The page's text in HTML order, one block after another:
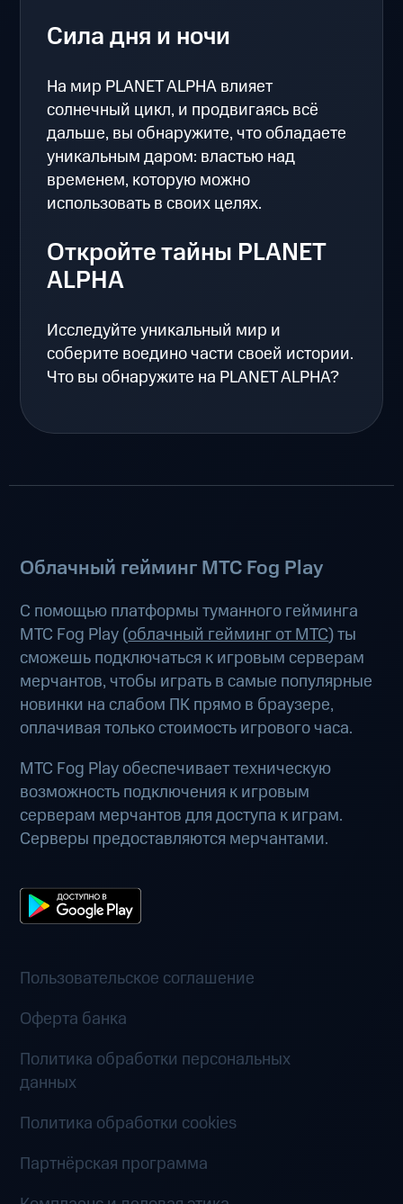
Сила дня и ночи
На мир PLANET ALPHA влияет
солнечный цикл, и продвигаясь всё
дальше, вы обнаружите, что обладаете
уникальным даром: властью над
временем, которую можно
использовать в своих целях.
Откройте тайны PLANET
ALPHA
Исследуйте уникальный мир и
соберите воедино части своей истории.
Что вы обнаружите на PLANET ALPHA?
Облачный гейминг МТС Fog Play
С помощью платформы туманного гейминга
МТС Fog Play (облачный гейминг от МТС) ты
сможешь подключаться к игровым серверам
мерчантов, чтобы играть в самые популярные
новинки на слабом ПК прямо в браузере,
оплачивая только стоимость игрового часа.
МТС Fog Play обеспечивает техническую
возможность подключения к игровым
серверам мерчантов для доступа к играм.
Серверы предоставляются мерчантами.
Пользовательское соглашение
Оферта банка
Политика обработки персональных
данных
Политика обработки cookies
Партнёрская программа